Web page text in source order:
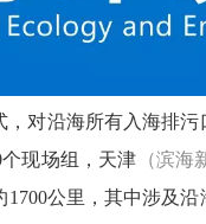
对沿海所有入海排
个现场组，天津 （滨海
1700公里，其中涉及沿